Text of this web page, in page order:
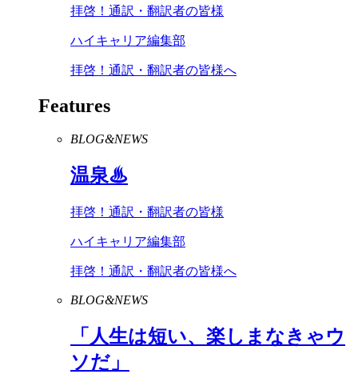
拝啓！通訳・翻訳者の皆様
ハイキャリア編集部
拝啓！通訳・翻訳者の皆様へ
Features
BLOG&NEWS
温泉♨
拝啓！通訳・翻訳者の皆様
ハイキャリア編集部
拝啓！通訳・翻訳者の皆様へ
BLOG&NEWS
「人生は短い、楽しまなきゃウ
ソだ」